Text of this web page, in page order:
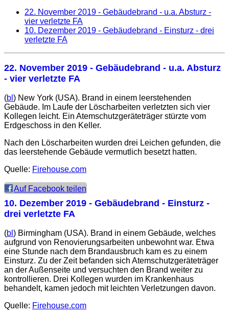
22. November 2019 - Gebäudebrand - u.a. Absturz -
vier verletzte FA
10. Dezember 2019 - Gebäudebrand - Einsturz - drei
verletzte FA
22. November 2019 - Gebäudebrand - u.a. Absturz
- vier verletzte FA
(bl ) New York (USA). Brand in einem leerstehenden
Gebäude. Im Laufe der Löscharbeiten verletzten sich vier
Kollegen leicht. Ein Atemschutzgeräteträger stürzte vom
Erdgeschoss in den Keller.
Nach den Löscharbeiten wurden drei Leichen gefunden, die
das leerstehende Gebäude vermutlich besetzt hatten.
Quelle: Firehouse.com
Auf Facebook teilen
10. Dezember 2019 - Gebäudebrand - Einsturz -
drei verletzte FA
(bl ) Birmingham (USA). Brand in einem Gebäude, welches
aufgrund von Renovierungsarbeiten unbewohnt war. Etwa
eine Stunde nach dem Brandausbruch kam es zu einem
Einsturz. Zu der Zeit befanden sich Atemschutzgeräteträger
an der Außenseite und versuchten den Brand weiter zu
kontrollieren. Drei Kollegen wurden im Krankenhaus
behandelt, kamen jedoch mit leichten Verletzungen davon.
Quelle: Firehouse.com